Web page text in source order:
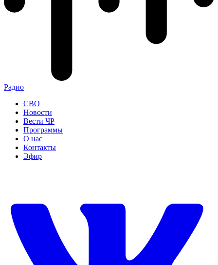
Радио
СВО
Новости
Вести ЧР
Программы
О нас
Контакты
Эфир